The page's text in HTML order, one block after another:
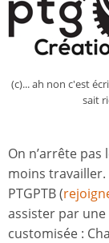
(c)... ah non c'est
sait
On n’arrête
moins
PTGPTB (
assister par
customisée :